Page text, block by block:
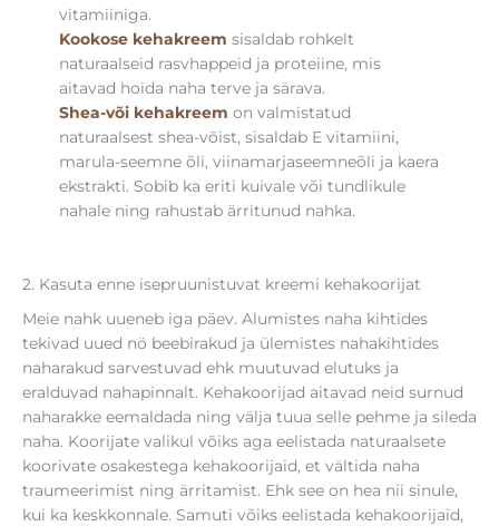
vitamiiniga.
Kookose kehakreem sisaldab rohkelt
naturaalseid rasvhappeid ja proteiine, mis
aitavad hoida naha terve ja särava.
Shea-või kehakreem on valmistatud
naturaalsest shea-võist, sisaldab E vitamiini,
marula-seemne õli, viinamarjaseemneõli ja kaera
ekstrakti. Sobib ka eriti kuivale või tundlikule
nahale ning rahustab ärritunud nahka.
2. Kasuta enne isepruunistuvat kreemi kehakoorijat
Meie nahk uueneb iga päev. Alumistes naha kihtides
tekivad uued nö beebirakud ja ülemistes nahakihtides
naharakud sarvestuvad ehk muutuvad elutuks ja
eralduvad nahapinnalt. Kehakoorijad aitavad neid surnud
naharakke eemaldada ning välja tuua selle pehme ja sileda
naha. Koorijate valikul võiks aga eelistada naturaalsete
koorivate osakestega kehakoorijaid, et vältida naha
traumeerimist ning ärritamist. Ehk see on hea nii sinule,
kui ka keskkonnale. Samuti võiks eelistada kehakoorijaid,